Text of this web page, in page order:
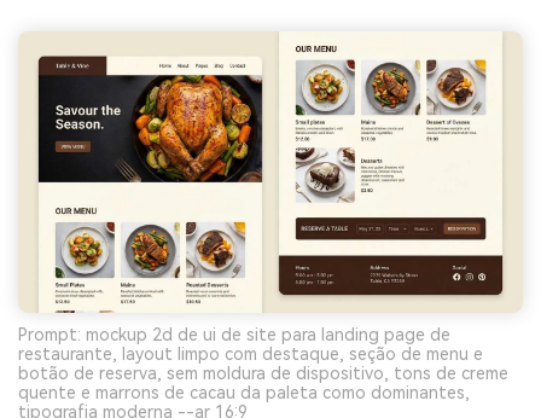
Prompt: mockup 2d de ui de site para landing page de
restaurante, layout limpo com destaque, seção de menu e
botão de reserva, sem moldura de dispositivo, tons de creme
quente e marrons de cacau da paleta como dominantes,
tipografia moderna --ar 16:9